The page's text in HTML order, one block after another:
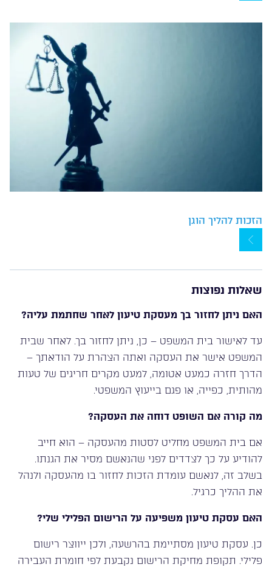
הזכות להליך הוגן
שאלות נפוצות
האם ניתן לחזור בך מעסקת טיעון לאחר שחתמת עליה?
עד לאישור בית המשפט – כן, ניתן לחזור בך. לאחר שבית
המשפט אישר את העסקה ואתה הצהרת על הודאתך –
הדרך חזרה כמעט אטומה, למעט מקרים חריגים של טעות
מהותית, כפייה, או פגם בייעוץ המשפטי.
מה קורה אם השופט דוחה את העסקה?
אם בית המשפט מחליט לסטות מהעסקה – הוא חייב
להודיע על כך לצדדים לפני שהנאשם מסיר את הגנתו.
בשלב זה, לנאשם עומדת הזכות לחזור בו מהעסקה ולנהל
את ההליך כרגיל.
האם עסקת טיעון משפיעה על הרישום הפלילי שלי?
כן. עסקת טיעון מסתיימת בהרשעה, ולכן ייווצר רישום
פלילי. תקופת מחיקת הרישום נקבעת לפי חומרת העבירה